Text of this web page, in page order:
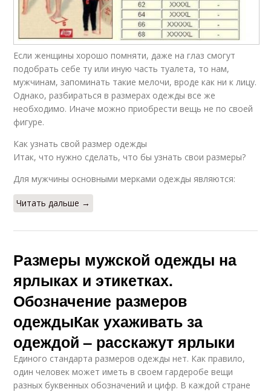
Если женщины хорошо помняти, даже на глаз смогут
подобрать себе ту или иную часть туалета, то нам,
мужчинам, запоминать такие мелочи, вроде как ни к лицу.
Однако, разбираться в размерах одежды все же
необходимо. Иначе можно приобрести вещь не по своей
фигуре.
Как узнать свой размер одежды
Итак, что нужно сделать, что бы узнать свои размеры?
Для мужчины основными мерками одежды являются:
Читать дальше →
Размеры мужской одежды на
ярлыках и этикетках.
Обозначение размеров
одеждыКак ухаживать за
одеждой – расскажут ярлыки
Единого стандарта размеров одежды нет. Как правило,
один человек может иметь в своем гардеробе вещи
разных буквенных обозначений и цифр. В каждой стране